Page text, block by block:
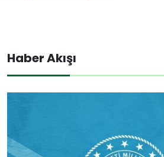
Haber Akışı